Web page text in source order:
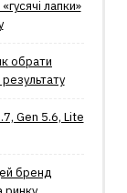
лапки»
обрати
Gen 5.6, Lite
бренд